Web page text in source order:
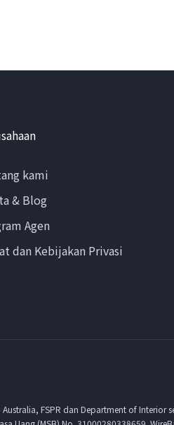
kami
& Blog
Agen
dan Kebijakan Privasi
FSPR dan Department of Interior